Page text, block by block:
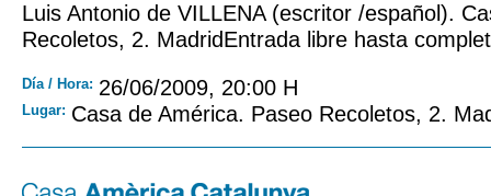
Luis Antonio de VILLENA (escritor /español).
Recoletos, 2. MadridEntrada libre hasta
Día / Hora: 26/06/2009, 20:00 H
Lugar: Casa de América. Paseo Recoletos, 2.